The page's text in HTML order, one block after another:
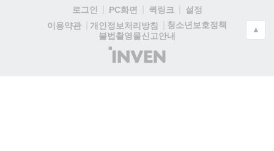
로그인 PC화면 퀵링크
설정
이용약관
개인정보처리방침
청소년보호정책
불법촬영물신고안내
(주)
인
▲